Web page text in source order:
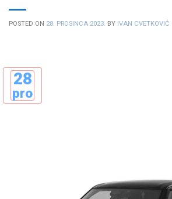
POSTED ON 28. PROSINCA 2023. BY IVAN CVETKOVIĆ
28
pro